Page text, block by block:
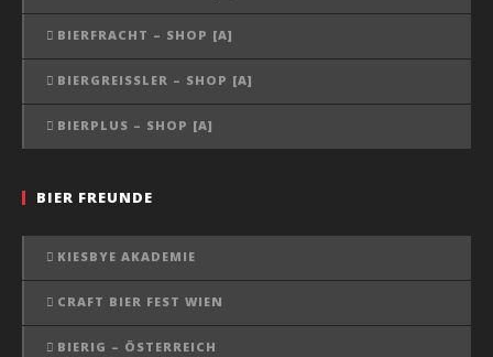
BIERFRACHT – SHOP [A]
BIERGREISSLER – SHOP [A]
BIERPLUS – SHOP [A]
BIER FREUNDE
KIESBYE AKADEMIE
CRAFT BIER FEST WIEN
BIERIG – ÖSTERREICH